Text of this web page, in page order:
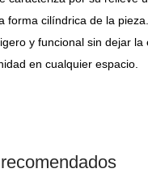
forma cilíndrica de la
y funcional sin dejar la
en cualquier espacio.